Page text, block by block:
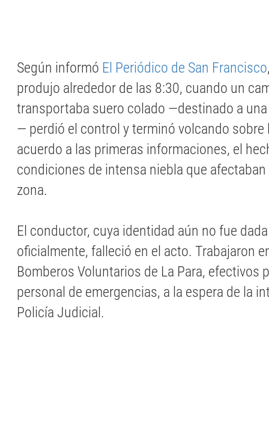
Según informó El Periódico de San Francisco
produjo alrededor de las 8:30, cuando un
transportaba suero colado —destinado a
— perdió el control y terminó volcando sobre
acuerdo a las primeras informaciones, el
condiciones de intensa niebla que
zona.
El conductor, cuya identidad aún no fue
oficialmente, falleció en el acto. Trabajaron
Bomberos Voluntarios de La Para, efectivos
personal de emergencias, a la espera de la
Policía Judicial.